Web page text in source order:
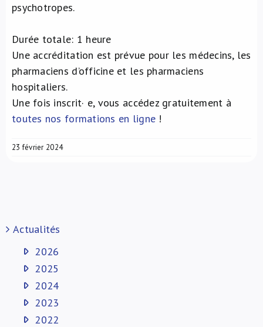
psychotropes.
Durée totale: 1 heure
Une accréditation est prévue pour les médecins, les
pharmaciens d’officine et les pharmaciens
hospitaliers.
Une fois inscrit· e, vous accédez gratuitement à
toutes nos formations en ligne !
23 février 2024
Actualités
2026
2025
2024
2023
2022